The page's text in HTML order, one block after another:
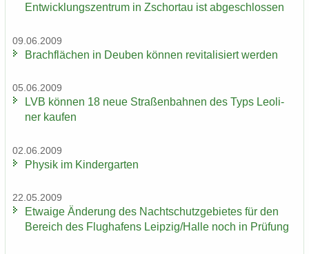
Ent­wick­lungs­zen­trum in Zschor­tau ist ab­ge­schlos­sen
09.06.2009
Brach­flä­chen in Deu­ben kön­nen re­vi­ta­li­siert wer­den
05.06.2009
LVB kön­nen 18 neue Stra­ßen­bah­nen des Typs Leo­li­
ner kau­fen
02.06.2009
Phy­sik im Kin­der­gar­ten
22.05.2009
Et­wa­ige Än­de­rung des Nacht­schutz­ge­bie­tes für den
Be­reich des Flug­ha­fens Leip­zig/Halle noch in Prü­fung